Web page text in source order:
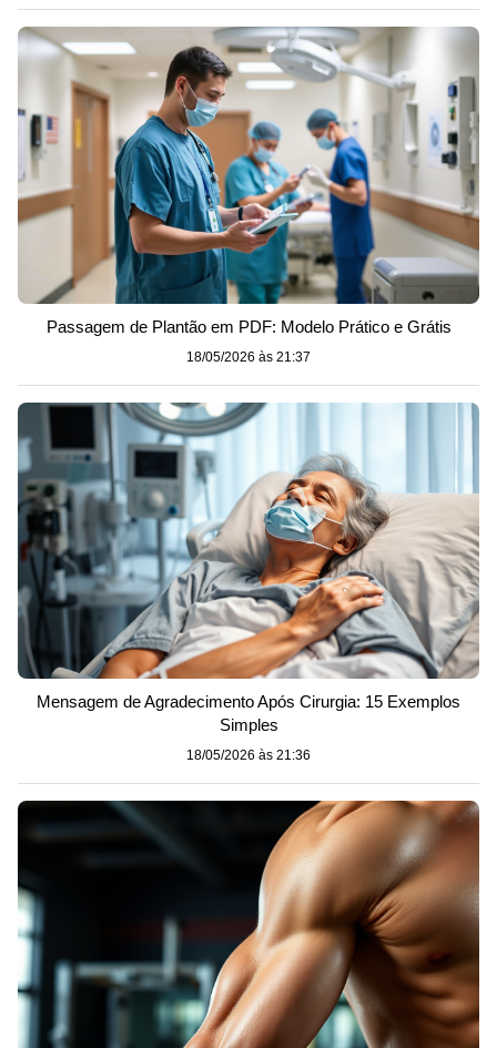
Passagem de Plantão em PDF: Modelo Prático e Grátis
18/05/2026 às 21:37
Mensagem de Agradecimento Após Cirurgia: 15 Exemplos
Simples
18/05/2026 às 21:36